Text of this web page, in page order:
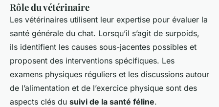
Rôle du vétérinaire
Les vétérinaires utilisent leur expertise pour évaluer la
santé générale du chat. Lorsqu’il s’agit de surpoids,
ils identifient les causes sous-jacentes possibles et
proposent des interventions spécifiques. Les
examens physiques réguliers et les discussions autour
de l’alimentation et de l’exercice physique sont des
aspects clés du suivi de la santé féline.